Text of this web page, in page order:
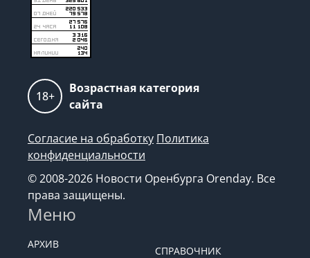
18+
Возрастная категория
сайта
Согласие на обработку Политика
конфиденциальности
© 2008-2026 Новости Оренбурга Orenday. Все
права защищены.
Меню
АРХИВ
СПРАВОЧНИК